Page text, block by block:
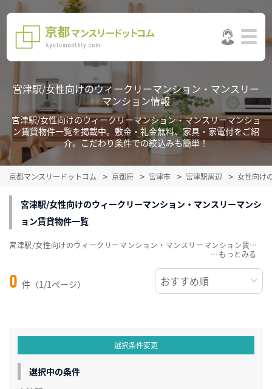
宮津駅/女性向けのウィークリーマンション・マンスリー
マンション情報
宮津駅/女性向けのウィークリーマンション・マンスリーマンショ
ン賃貸物件一覧を掲載中。敷金・礼金無料、家具・家電付をご紹
介。こだわり条件での絞込みも簡単！
京都マンスリードットコム 京都府 宮津市 宮津駅周辺 女性向け
宮津駅/女性向けのウィークリーマンション・マンスリーマンシ
ョン賃貸物件一覧
0 件（1/1ページ）
宮津駅/女性向けのウィークリーマンション・マンスリーマンション賃貸物件一覧を掲載中。敷金・礼金無料、家具・家電付をご紹介。こだわり条件での絞込みも簡単！
…
選択条件変更
選択中の条件